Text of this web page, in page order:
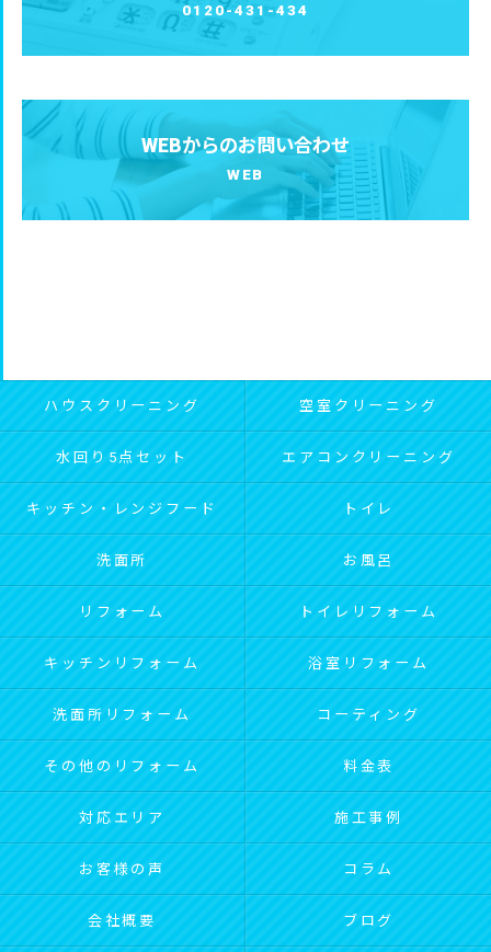
0120-431-434
WEBからのお問い合わせ
WEB
ハウスクリーニング 空室クリーニング
水回り5点セット エアコンクリーニング
キッチン・レンジフード トイレ
洗面所 お風呂
リフォーム トイレリフォーム
キッチンリフォーム 浴室リフォーム
洗面所リフォーム コーティング
その他のリフォーム 料金表
対応エリア 施工事例
お客様の声 コラム
会社概要 ブログ